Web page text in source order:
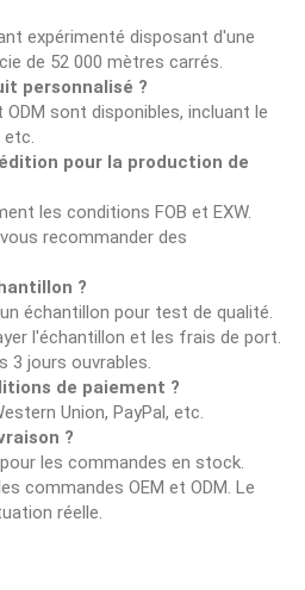
expérimenté disposant d'une
de 52 000 mètres carrés.
personnalisé ?
ODM sont disponibles, incluant le
etc.
pour la production de
les conditions FOB et EXW.
recommander des
?
échantillon pour test de qualité.
l'échantillon et les frais de port.
3 jours ouvrables.
de paiement ?
Union, PayPal, etc.
?
les commandes en stock.
commandes OEM et ODM. Le
réelle.